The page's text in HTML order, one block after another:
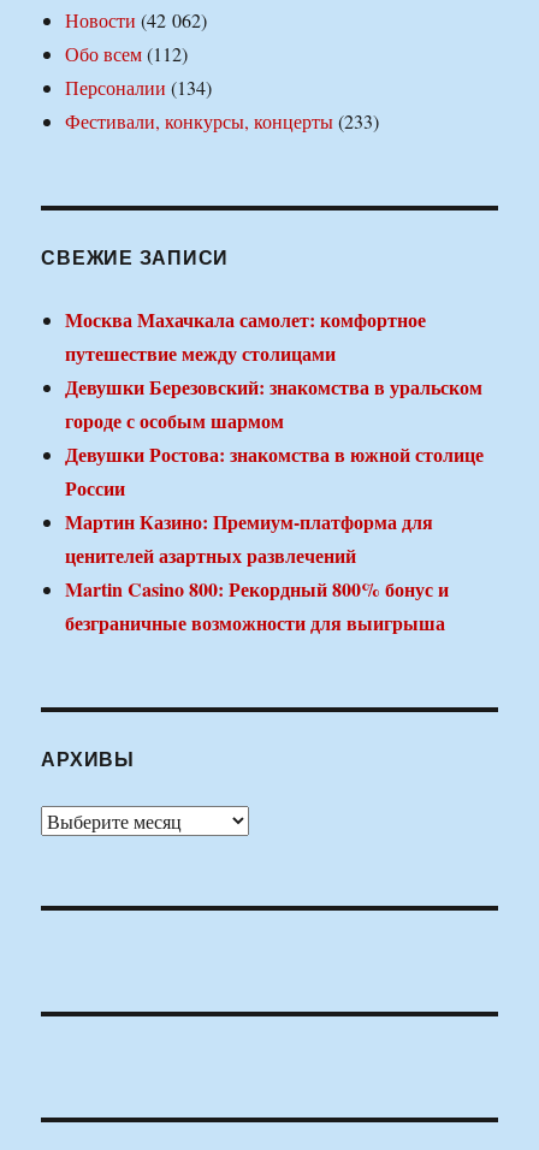
Новости (42 062)
Обо всем(112)
Персоналии (134)
Фестивали, конкурсы, концерты(233)
СВЕЖИЕ ЗАПИСИ
Москва Махачкала самолет: комфортное
путешествие между столицами
Девушки Березовский: знакомства в уральском
городе с особым шармом
Девушки Ростова: знакомства в южной столице
России
Мартин Казино: Премиум-платформа для
ценителей азартных развлечений
Martin Casino 800: Рекордный 800% бонус и
безграничные возможности для выигрыша
АРХИВЫ
Архивы